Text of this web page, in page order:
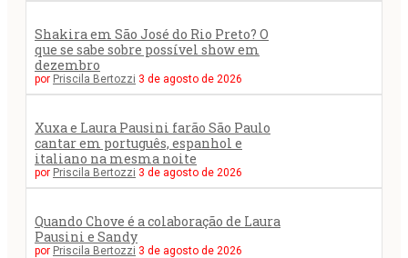
Shakira em São José do Rio Preto? O
que se sabe sobre possível show em
dezembro
por Priscila Bertozzi 3 de agosto de 2026
Xuxa e Laura Pausini farão São Paulo
cantar em português, espanhol e
italiano na mesma noite
por Priscila Bertozzi 3 de agosto de 2026
Quando Chove é a colaboração de Laura
Pausini e Sandy
por Priscila Bertozzi 3 de agosto de 2026